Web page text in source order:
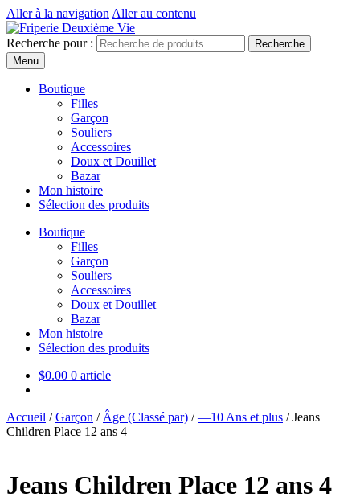
Aller à la navigation Aller au contenu
Recherche pour :
Recherche
Menu
Boutique
Filles
Garçon
Souliers
Accessoires
Doux et Douillet
Bazar
Mon histoire
Sélection des produits
Boutique
Filles
Garçon
Souliers
Accessoires
Doux et Douillet
Bazar
Mon histoire
Sélection des produits
$0.00 0 article
Accueil /Garçon / Âge (Classé par) /—10 Ans et plus /Jeans
Children Place 12 ans 4
Jeans Children Place 12 ans 4